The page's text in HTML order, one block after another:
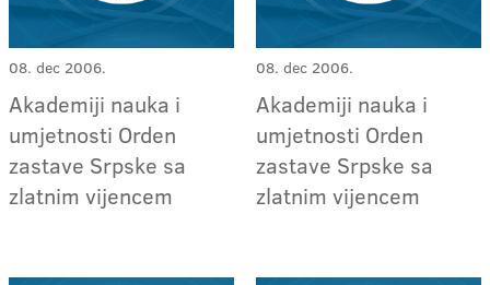
08. dec 2006.
Akademiji nauka i
umjetnosti Orden
zastave Srpske sa
zlatnim vijencem
08. dec 2006.
Akademiji nauka i
umjetnosti Orden
zastave Srpske sa
zlatnim vijencem